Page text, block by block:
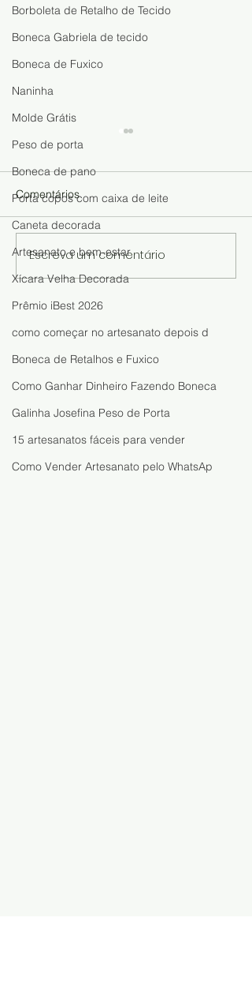
Borboleta de Retalho de Tecido
Boneca Gabriela de tecido
Boneca de Fuxico
Naninha
Molde Grátis
Peso de porta
Boneca de pano
Porta copos com caixa de leite
Caneta decorada
Artesanato e bem-estar
Xícara Velha Decorada
Prêmio iBest 2026
como começar no artesanato depois d
Boneca de Retalhos e Fuxico
Como Ganhar Dinheiro Fazendo Boneca
Galinha Josefina Peso de Porta
15 artesanatos fáceis para vender
Como Vender Artesanato pelo WhatsAp
Boneca de Meia Fácil de
Fazer: Aprenda o Passo a
Lucrar com Artesanato
Comentários
Escreva um comentário